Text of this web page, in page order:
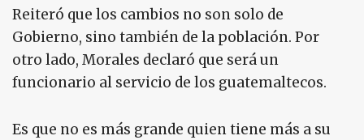
Reiteró que los cambios no son solo de
Gobierno, sino también de la población. Por
otro lado, Morales declaró que será un
funcionario al servicio de los guatemaltecos.
Es que no es más grande quien tiene más a su